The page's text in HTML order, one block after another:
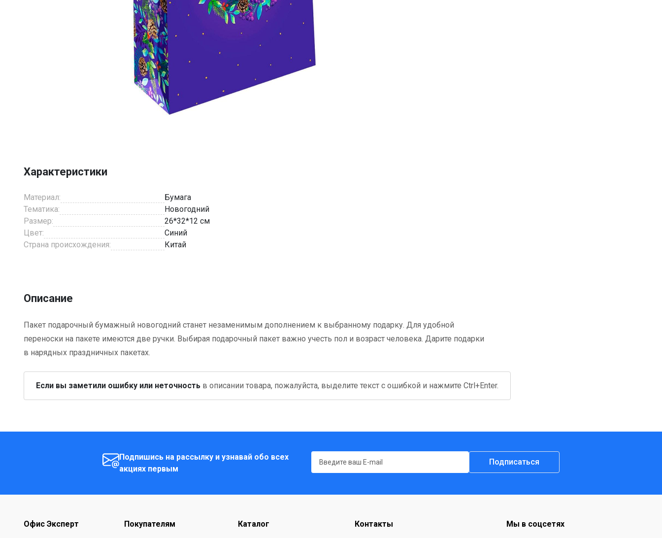
1
Характеристики
Материал:
Бумага
Тематика:
Новогодний
Размер:
26*32*12 см
Цвет:
Синий
Страна происхождения:
Китай
Описание
Пакет подарочный бумажный новогодний станет незаменимым дополнением к выбранному подарку. Для удобной
переноски на пакете имеются две ручки. Выбирая подарочный пакет важно учесть пол и возраст человека. Дарите подарки
в нарядных праздничных пакетах.
Если вы заметили ошибку или неточность в описании товара, пожалуйста, выделите текст с ошибкой и нажмите Ctrl+Enter.
Подпишись на рассылку и узнавай обо всех
акциях первым
Подписаться
Офис Эксперт Покупателям Каталог Контакты Мы в соцсетях